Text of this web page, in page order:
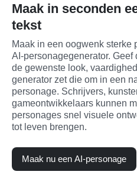
Maak in seconden
tekst
Maak in een oogwenk sterke
AI-personagegenerator.
de gewenste look,
generator zet die om in een
personage. Schrijvers,
gameontwikkelaars kunnen
personages snel visuele
tot leven brengen.
Maak nu een AI-personage